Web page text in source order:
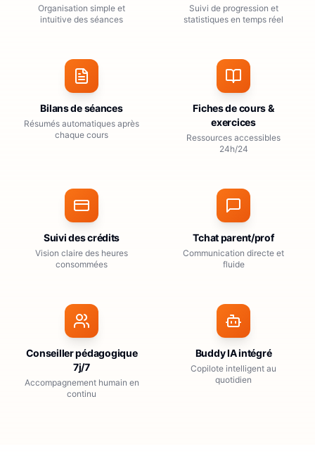
Organisation simple et
intuitive des séances
Suivi de progression et
statistiques en temps réel
Bilans de séances
Résumés automatiques après
chaque cours
Fiches de cours &
exercices
Ressources accessibles
24h/24
Suivi des crédits
Vision claire des heures
consommées
Tchat parent/prof
Communication directe et
fluide
Conseiller pédagogique
7j/7
Accompagnement humain en
continu
Buddy IA intégré
Copilote intelligent au
quotidien